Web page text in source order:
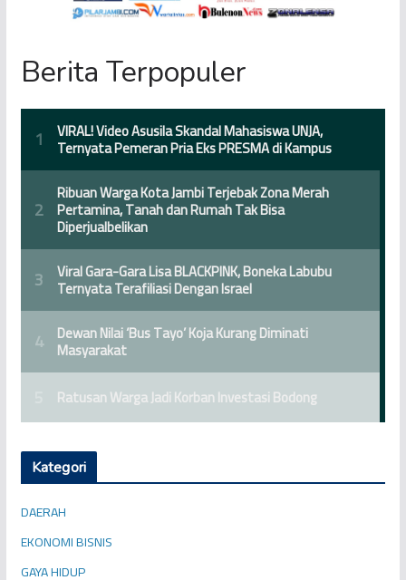
Berita Terpopuler
Kategori
DAERAH
EKONOMI BISNIS
GAYA HIDUP